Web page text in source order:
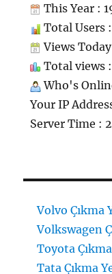
This Year :
Total Users
Views
Total views
Who's
Your IP
Server Time :
Volvo Çıkma
Volkswagen
Toyota
Tata Çıkma